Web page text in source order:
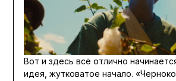
Вот и здесь всё отлично
идея, жутковатое начало.